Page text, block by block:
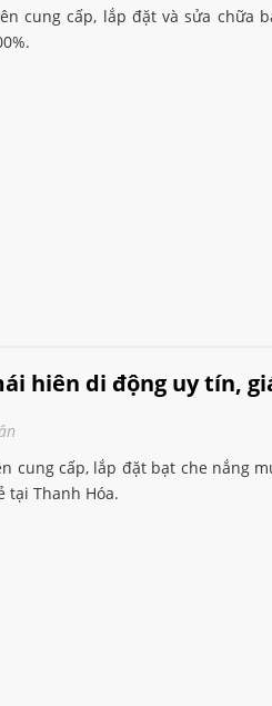
cung cấp, lắp đặt và sửa chữa
hiên di động uy tín,
cung cấp, lắp đặt bạt che nắng
tại Thanh Hóa.